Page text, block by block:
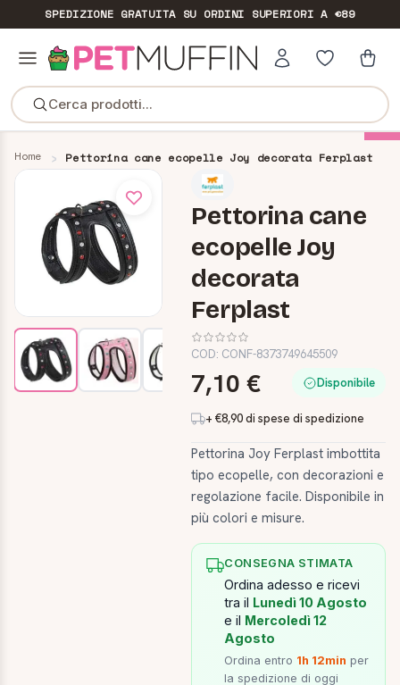
SPEDIZIONE GRATUITASU ORDINI SUPERIORI A €89
Cerca prodotti...
Home Pettorina cane ecopelle Joy decorata Ferplast
Pettorina cane
ecopelle Joy
decorata
Ferplast
COD: CONF-8373749645509
7,10 € Disponibile
+ €8,90 di spese di spedizione
Pettorina Joy Ferplast imbottita
tipo ecopelle, con decorazioni e
regolazione facile. Disponibile in
più colori e misure.
CONSEGNA STIMATA
Ordina adesso e ricevi
tra il Lunedì 10 Agosto
e il Mercoledì 12
Agosto
Ordina entro 1h 12min per
la spedizione di oggi
-70%